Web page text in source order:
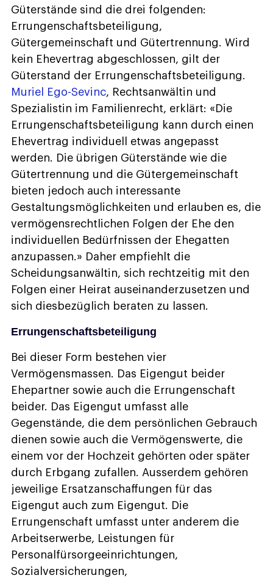
Güterstände sind die drei folgenden:
Errungenschaftsbeteiligung,
Gütergemeinschaft und Gütertrennung. Wird
kein Ehevertrag abgeschlossen, gilt der
Güterstand der Errungenschaftsbeteiligung.
Muriel Ego-Sevinc, Rechtsanwältin und
Spezialistin im Familienrecht, erklärt: «Die
Errungenschaftsbeteiligung kann durch einen
Ehevertrag individuell etwas angepasst
werden. Die übrigen Güterstände wie die
Gütertrennung und die Gütergemeinschaft
bieten jedoch auch interessante
Gestaltungsmöglichkeiten und erlauben es, die
vermögensrechtlichen Folgen der Ehe den
individuellen Bedürfnissen der Ehegatten
anzupassen.» Daher empfiehlt die
Scheidungsanwältin, sich rechtzeitig mit den
Folgen einer Heirat auseinanderzusetzen und
sich diesbezüglich beraten zu lassen.
Errungenschaftsbeteiligung
Bei dieser Form bestehen vier
Vermögensmassen. Das Eigengut beider
Ehepartner sowie auch die Errungenschaft
beider. Das Eigengut umfasst alle
Gegenstände, die dem persönlichen Gebrauch
dienen sowie auch die Vermögenswerte, die
einem vor der Hochzeit gehörten oder später
durch Erbgang zufallen. Ausserdem gehören
jeweilige Ersatzanschaffungen für das
Eigengut auch zum Eigengut. Die
Errungenschaft umfasst unter anderem die
Arbeitserwerbe, Leistungen für
Personalfürsorgeeinrichtungen,
Sozialversicherungen,